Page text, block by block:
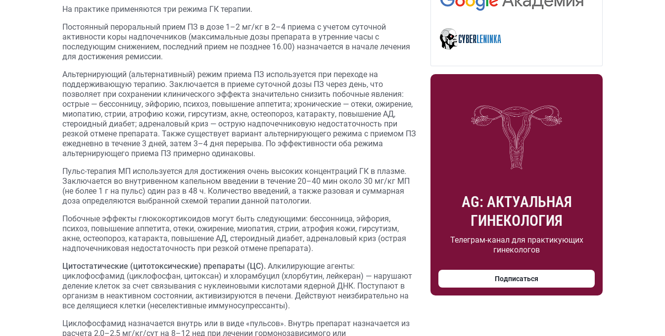
На практике применяются три режима ГК терапии.
Постоянный пероральный прием ПЗ в дозе 1–2 мг/кг в 2–4 приема с учетом суточной
активности коры надпочечников (максимальные дозы препарата в утренние часы с
последующим снижением, последний прием не позднее 16.00) назначается в начале лечения
для достижения ремиссии.
Альтернирующий (альтернативный) режим приема ПЗ используется при переходе на
поддерживающую терапию. Заключается в приеме суточной дозы ПЗ через день, что
позволяет при сохранении клинического эффекта значительно снизить побочные явления:
острые — бессонницу, эйфорию, психоз, повышение аппетита; хронические — отеки, ожирение,
миопатию, стрии, атрофию кожи, гирсутизм, aкне, остеопороз, катаракту, повышение АД,
стероидный диабет; адреналовый криз — острую надпочечниковую недостаточность при
резкой отмене препарата. Также существует вариант альтернирующего режима с приемом ПЗ
ежедневно в течение 3 дней, затем 3–4 дня перерыва. По эффективности оба режима
альтернирующего приема ПЗ примерно одинаковы.
Пульс-терапия МП используется для достижения очень высоких концентраций ГК в плазме.
Заключается во внутривенном капельном введении в течение 20–40 мин около 30 мг/кг МП
(не более 1 г на пульс) один раз в 48 ч. Количество введений, а также разовая и суммарная
доза определяются выбранной схемой терапии данной патологии.
Побочные эффекты глюкокортикоидов могут быть следующими: бессонница, эйфория,
психоз, повышение аппетита, отеки, ожирение, миопатия, стрии, атрофия кожи, гирсутизм,
акне, остеопороз, катаракта, повышение АД, стероидный диабет, адреналовый криз (острая
надпочечниковая недостаточность при резкой отмене препарата).
Цитостатические (цитотоксические) препараты (ЦС). Алкилирующие агенты:
циклофосфамид (циклофосфан, цитоксан) и хлорамбуцил (хлорбутин, лейкеран) — нарушают
деление клеток за счет связывания с нуклеиновыми кислотами ядерной ДНК. Поступают в
организм в неактивном состоянии, активизируются в печени. Действуют неизбирательно на
все делящиеся клетки (неселективные иммуносупрессанты).
Циклофосфамид назначается внутрь или в виде «пульсов». Внутрь препарат назначается из
расчета 2,0–2,5 мг/кг/сут на 8–12 нед при лечении гормонозависимого или
AG: АКТУАЛЬНАЯ
ГИНЕКОЛОГИЯ
Телеграм-канал для практикующих
гинекологов
Подписаться